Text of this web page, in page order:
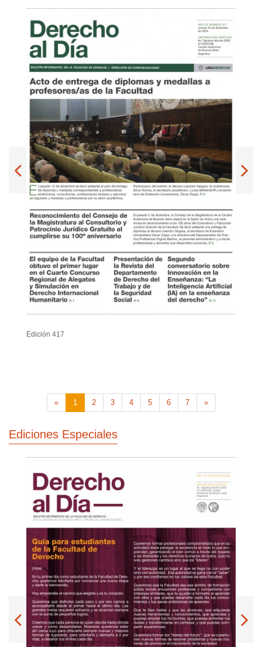
Edición 417
« 1 2 3 4 5 6 7 »
Ediciones Especiales